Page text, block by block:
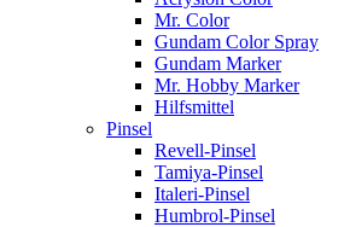
Mr. Color
Gundam Color Spray
Gundam Marker
Mr. Hobby Marker
Hilfsmittel
Pinsel
Revell-Pinsel
Tamiya-Pinsel
Italeri-Pinsel
Humbrol-Pinsel